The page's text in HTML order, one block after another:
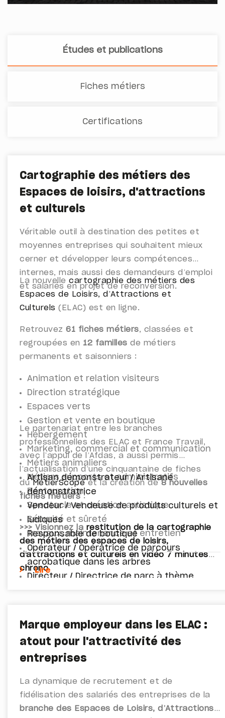
Études et publications
Fiches métiers
Certifications
Cartographie des métiers des
Espaces de loisirs, d'attractions
et culturels
Véritable outil à destination des petites et
moyennes entreprises qui souhaitent mieux
cerner et développer leurs compétences
internes, mais aussi des demandeurs d’emploi
et salariés en projet de reconversion.
La nouvelle cartographie des métiers des
Espaces de Loisirs, d’Attractions et
Culturels (ELAC) est en ligne.
Retrouvez 61 fiches métiers, classées et
regroupées en 12 familles de métiers
permanents et saisonniers :
Animation et relation visiteurs
Direction stratégique
Espaces verts
Gestion et vente en boutique
Hébergement
Marketing, commercial et communication
Métiers animaliers
Métiers supports et administratifs
Restauration
Spectacle et création artistique
Sécurité et sûreté
Travaux, maintenance et entretien
Le partenariat entre les branches
professionnelles des ELAC et France Travail,
avec l’appui de l’Afdas, a aussi permis
l’actualisation d’une cinquantaine de fiches
du
MétierScope et la création de 8 nouvelles
fiches métiers:
Artisan démonstrateur / Artisane
démonstratrice
Vendeur / Vendeuse de produits culturels et
ludiques
Responsable de boutique
Opérateur / Opératrice de parcours
acrobatique dans les arbres
Directeur / Directrice de parc à thème
Cavalier / Cavalière de spectacle
Manager de proximité
>>> Visionnez la restitution de la cartographie
des métiers des espaces de loisirs,
d'attractions et culturels en vidéo 7 minutes
chrono
Lire
Marque employeur dans les ELAC :
atout pour l'attractivité des
entreprises
La dynamique de recrutement et de
fidélisation des salariés des entreprises de la
branche des Espaces de Loisirs, d’Attractions